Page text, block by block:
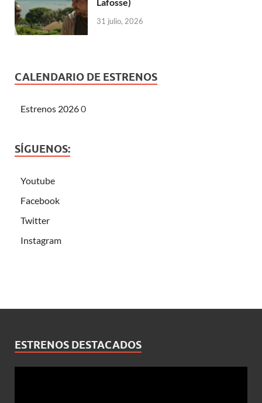
31 julio, 2026
CALENDARIO DE ESTRENOS
Estrenos 20260
SÍGUENOS:
Youtube
Facebook
Twitter
Instagram
ESTRENOS DESTACADOS